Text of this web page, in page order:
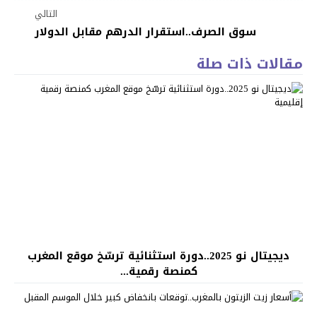
التالي
سوق الصرف..استقرار الدرهم مقابل الدولار
مقالات ذات صلة
ديجيتال نو 2025..دورة استثنائية ترسّخ موقع المغرب
كمنصة رقمية...